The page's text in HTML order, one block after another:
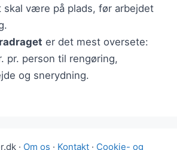
skal være på plads, før arbejdet
er det mest oversete:
pr. person til rengøring,
og snerydning.
· Om os · Kontakt· Cookie- og